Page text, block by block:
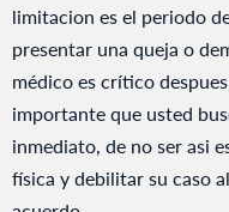
limitacion es el periodo
presentar una queja o
médico es crítico
importante que usted
inmediato, de no ser asi
física y debilitar su caso